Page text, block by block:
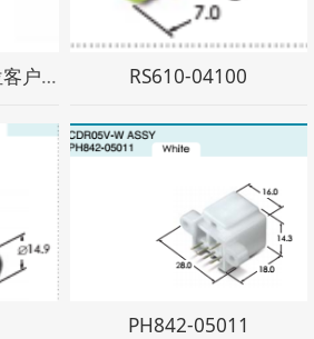
YAZAKI矢崎 欢迎各位客户询价 RS610-04100
PH842-05011